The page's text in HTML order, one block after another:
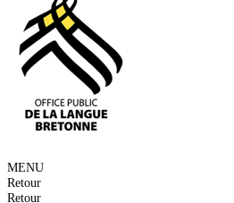
MENU
Retour
Retour